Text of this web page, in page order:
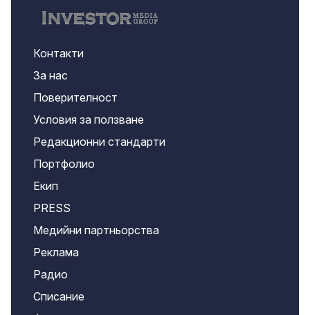
Контакти
За нас
Поверителност
Условия за ползване
Редакционни стандарти
Портфолио
Екип
PRESS
Медийни партньорства
Реклама
Радио
Списание